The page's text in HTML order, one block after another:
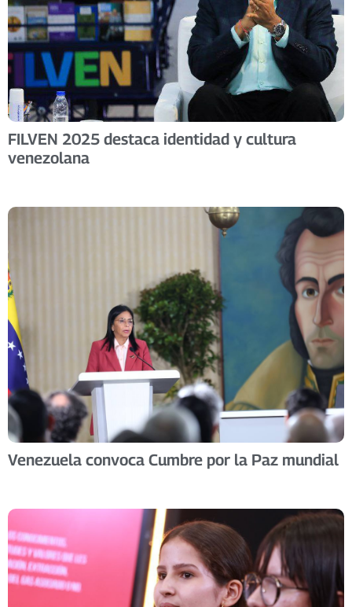
FILVEN 2025 destaca identidad y cultura
venezolana
Venezuela convoca Cumbre por la Paz mundial